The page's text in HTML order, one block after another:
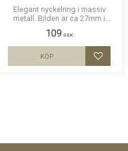
favoriter
Elegant nyckelring i massiv
metall. Bilden är ca 27mm i
vara hållbar och ge ett intryck av
djup i bilden.
109 SEK
Lägg
KÖP